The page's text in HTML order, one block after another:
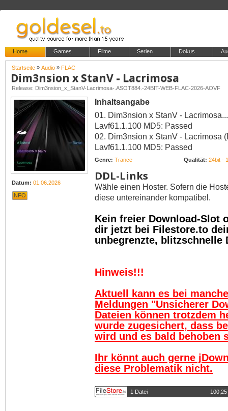
Home Games Filme Serien Dokus
Startseite » Audio » FLAC
Dim3nsion x StanV - Lacrimosa
Release: Dim3nsion_x_StanV-Lacrimosa-.ASOT884.-24BIT-WEB-FLAC-2026-AOVF
Datum: 01.06.2026
NFO
Inhaltsangabe
01. Dim3nsion x StanV -
Lavf61.1.100 MD5: Passed
02. Dim3nsion x StanV - Lacrimosa
Lavf61.1.100 MD5: Passed
Genre: Trance Qualität: 24bit -
DDL-Links
Wähle einen Hoster. Sofern die
diese untereinander kompatibel.
Kein freier Download-Slot
dir jetzt bei Filestore.to
unbegrenzte, blitzschnelle
Hinweis!!!
Aktuell kann es bei
Meldungen "Unsicherer
Dateien können trotzdem
wurde zugesichert, dass
wird und es bald behoben
Ihr könnt auch gerne
diese Problematik nicht.
1 Datei